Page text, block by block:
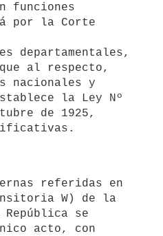
funciones
por la Corte
departamentales,
al respecto,
nacionales y
la Ley Nº
de 1925,
referidas en
W) de la
se
acto, con